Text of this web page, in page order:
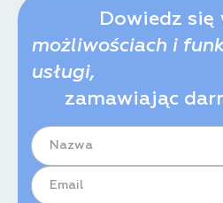
Dowiedz się
możliwościach i
usługi,
zamawiając